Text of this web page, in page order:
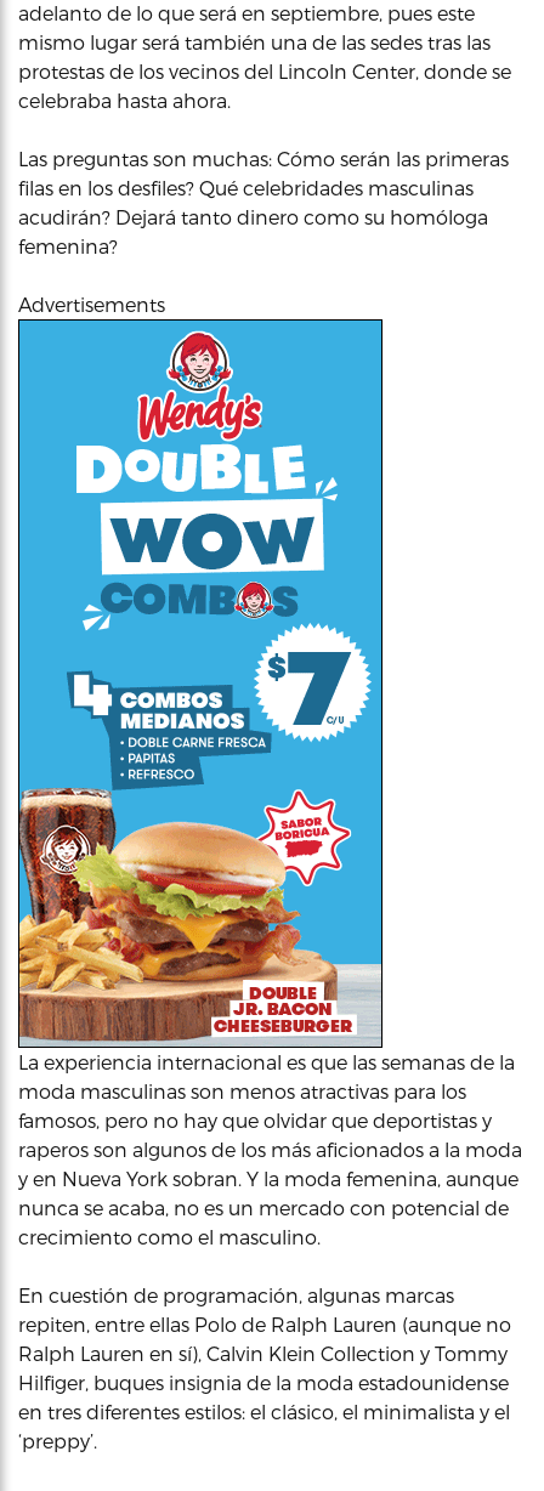
adelanto de lo que será en septiembre, pues este
mismo lugar será también una de las sedes tras las
protestas de los vecinos del Lincoln Center, donde se
celebraba hasta ahora.
Las preguntas son muchas: Cómo serán las primeras
filas en los desfiles? Qué celebridades masculinas
acudirán? Dejará tanto dinero como su homóloga
femenina?
Advertisements
La experiencia internacional es que las semanas de la
moda masculinas son menos atractivas para los
famosos, pero no hay que olvidar que deportistas y
raperos son algunos de los más aficionados a la moda
y en Nueva York sobran. Y la moda femenina, aunque
nunca se acaba, no es un mercado con potencial de
crecimiento como el masculino.
En cuestión de programación, algunas marcas
repiten, entre ellas Polo de Ralph Lauren (aunque no
Ralph Lauren en sí), Calvin Klein Collection y Tommy
Hilfiger, buques insignia de la moda estadounidense
en tres diferentes estilos: el clásico, el minimalista y el
‘preppy’.